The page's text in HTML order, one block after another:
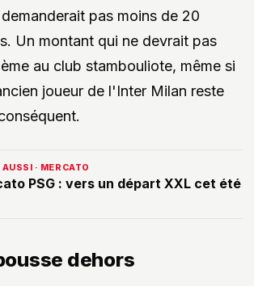
demanderait pas moins de 20
Un montant qui ne devrait pas
au club stambouliote, même si
joueur de l'Inter Milan reste
· MERCATO
PSG : vers un départ XXL cet été
dehors